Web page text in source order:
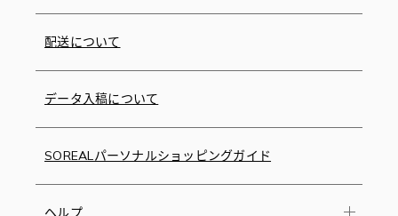
配送について
データ入稿について
SOREALパーソナルショッピングガイド
ヘルプ